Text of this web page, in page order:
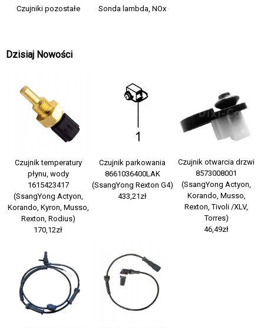
Czujniki pozostałe Sonda lambda, NOx
Dzisiaj Nowości
Czujnik temperatury
płynu, wody
1615423417
(SsangYong Actyon,
Korando, Kyron, Musso,
Rexton, Rodius)
170,12zł
Czujnik parkowania
8661036400LAK
(SsangYong Rexton G4)
433,21zł
Czujnik otwarcia drzwi
8573008001
(SsangYong Actyon,
Korando, Musso,
Rexton, Tivoli /XLV,
Torres)
46,49zł